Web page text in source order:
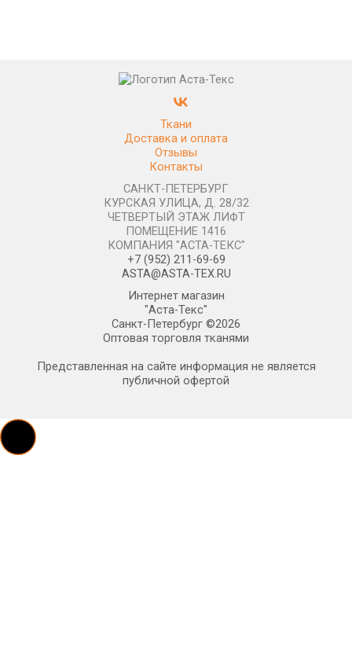
Ткани
Доставка и оплата
Отзывы
Контакты
САНКТ-ПЕТЕРБУРГ
КУРСКАЯ УЛИЦА, Д. 28/32
ЧЕТВЕРТЫЙ ЭТАЖ ЛИФТ
ПОМЕЩЕНИЕ 1416
КОМПАНИЯ "АСТА-ТЕКС"
+7 (952) 211-69-69
ASTA@ASTA-TEX.RU
Интернет магазин
"Аста-Текс"
Санкт-Петербург ©2026
Оптовая торговля тканями
Представленная на сайте информация не является
публичной офертой